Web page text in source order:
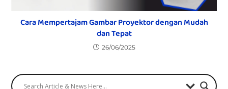
Cara Mempertajam Gambar Proyektor dengan Mudah
dan Tepat
26/06/2025